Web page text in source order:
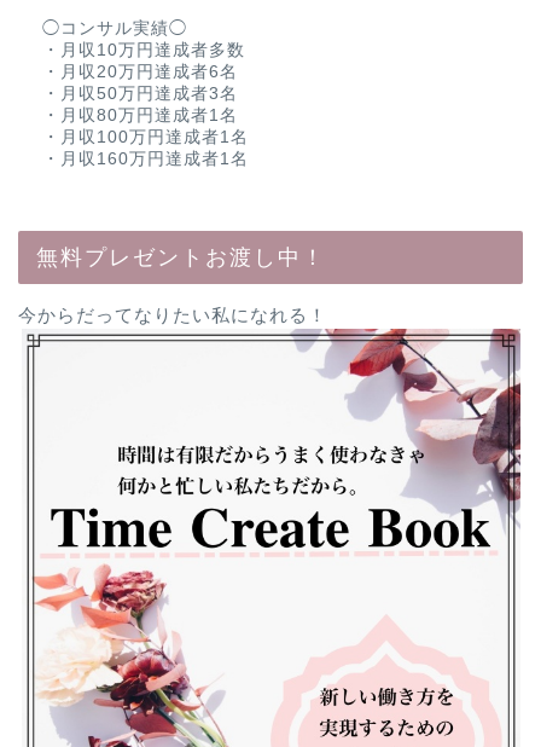
◯コンサル実績◯
・月収10万円達成者多数
・月収20万円達成者6名
・月収50万円達成者3名
・月収80万円達成者1名
・月収100万円達成者1名
・月収160万円達成者1名
無料プレゼントお渡し中！
今からだってなりたい私になれる！